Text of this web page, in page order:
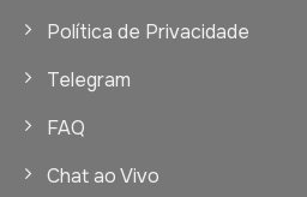
Política de Privacidade
Telegram
FAQ
Chat ao Vivo